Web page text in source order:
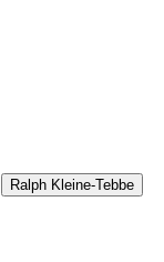
Ralph Kleine-Tebbe